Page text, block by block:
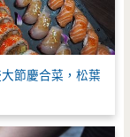
節慶合菜，松葉